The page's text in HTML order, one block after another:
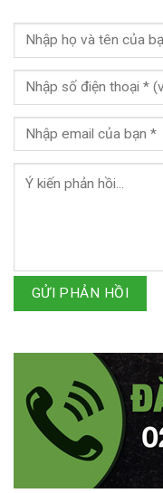
GỬI PHẢN HỒI